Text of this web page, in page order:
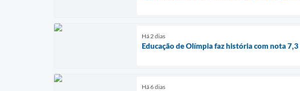
Há 2 dias
Educação de Olímpia faz história com nota
Há 6 dias